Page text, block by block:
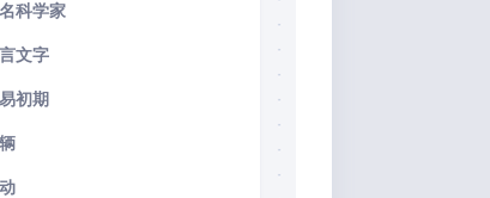
科学家
文字
初期